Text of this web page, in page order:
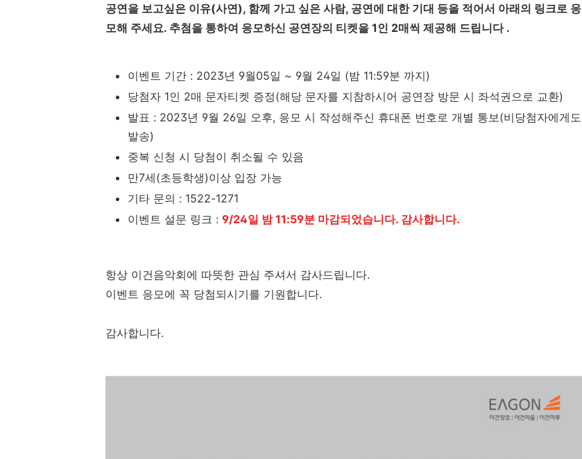
공연을 보고싶은 이유(사연), 함께 가고 싶은 사람, 공연에 대한 기대 등을 적어서 아래의 링크로 응
모해 주세요. 추첨을 통하여 응모하신 공연장의 티켓을 1인 2매씩 제공해 드립니다 .
이벤트 기간 : 2023년 9월05일 ~ 9월 24일 (밤 11:59분 까지)
당첨자 1인 2매 문자티켓 증정(해당 문자를 지참하시어 공연장 방문 시 좌석권으로 교환)
발표 : 2023년 9월 26일 오후, 응모 시 작성해주신 휴대폰 번호로 개별 통보(비당첨자에게도
발송)
중복 신청 시 당첨이 취소될 수 있음
만7세(초등학생)이상 입장 가능
기타 문의 : 1522-1271
이벤트 설문 링크 : 9/24일 밤 11:59분 마감되었습니다. 감사합니다.
항상 이건음악회에 따뜻한 관심 주셔서 감사드립니다.
이벤트 응모에 꼭 당첨되시기를 기원합니다.
감사합니다.